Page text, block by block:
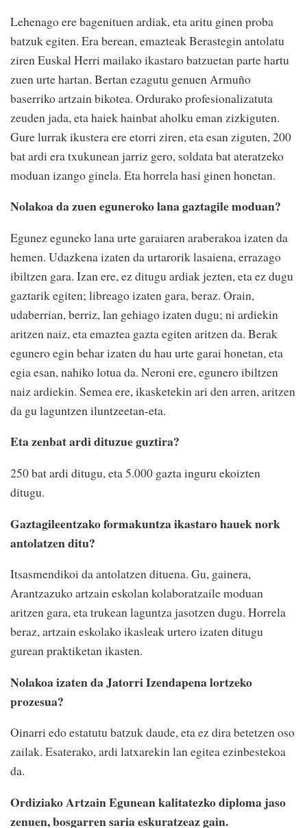
Lehenago ere bagenituen ardiak, eta aritu ginen proba
batzuk egiten. Era berean, emazteak Berastegin antolatu
ziren Euskal Herri mailako ikastaro batzuetan parte hartu
zuen urte hartan. Bertan ezagutu genuen Armuño
baserriko artzain bikotea. Ordurako profesionalizatuta
zeuden jada, eta haiek hainbat aholku eman zizkiguten.
Gure lurrak ikustera ere etorri ziren, eta esan ziguten, 200
bat ardi era txukunean jarriz gero, soldata bat ateratzeko
moduan izango ginela. Eta horrela hasi ginen honetan.
Nolakoa da zuen eguneroko lana gaztagile moduan?
Egunez eguneko lana urte garaiaren araberakoa izaten da
hemen. Udazkena izaten da urtarorik lasaiena, errazago
ibiltzen gara. Izan ere, ez ditugu ardiak jezten, eta ez dugu
gaztarik egiten; libreago izaten gara, beraz. Orain,
udaberrian, berriz, lan gehiago izaten dugu; ni ardiekin
aritzen naiz, eta emaztea gazta egiten aritzen da. Berak
egunero egin behar izaten du hau urte garai honetan, eta
egia esan, nahiko lotua da. Neroni ere, egunero ibiltzen
naiz ardiekin. Semea ere, ikasketekin ari den arren, aritzen
da gu laguntzen iluntzeetan-eta.
Eta zenbat ardi dituzue guztira?
250 bat ardi ditugu, eta 5.000 gazta inguru ekoizten
ditugu.
Gaztagileentzako formakuntza ikastaro hauek nork
antolatzen ditu?
Itsasmendikoi da antolatzen dituena. Gu, gainera,
Arantzazuko artzain eskolan kolaboratzaile moduan
aritzen gara, eta trukean laguntza jasotzen dugu. Horrela
beraz, artzain eskolako ikasleak urtero izaten ditugu
gurean praktiketan ikasten.
Nolakoa izaten da Jatorri Izendapena lortzeko
prozesua?
Oinarri edo estatutu batzuk daude, eta ez dira betetzen oso
zailak. Esaterako, ardi latxarekin lan egitea ezinbestekoa
da.
Ordiziako Artzain Egunean kalitatezko diploma jaso
zenuen, bosgarren saria eskuratzeaz gain.